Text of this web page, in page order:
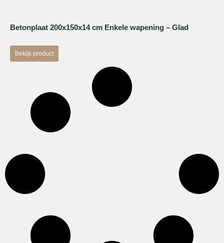
Betonplaat 200x150x14 cm Enkele wapening – Glad
Bekijk product